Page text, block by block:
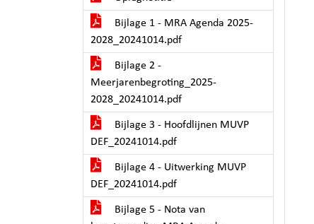
Bijlage 1 - MRA Agenda 2025-
2028_20241014.pdf
Bijlage 2 -
Meerjarenbegroting_2025-
2028_20241014.pdf
Bijlage 3 - Hoofdlijnen MUVP
DEF_20241014.pdf
Bijlage 4 - Uitwerking MUVP
DEF_20241014.pdf
Bijlage 5 - Nota van